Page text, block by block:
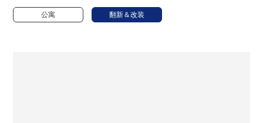
公寓 翻新＆改装